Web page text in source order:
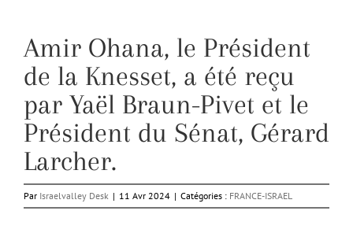
Amir Ohana, le Président
de la Knesset, a été reçu
par Yaël Braun-Pivet et le
Président du Sénat, Gérard
Larcher.
Par Israelvalley Desk | 11 Avr 2024 | Catégories : FRANCE-ISRAEL